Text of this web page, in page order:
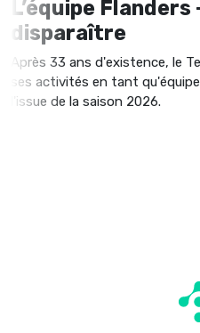
L’équipe Flanders
disparaître
Après 33 ans d'existence, le
ses activités en tant
l'issue de la saison 2026.